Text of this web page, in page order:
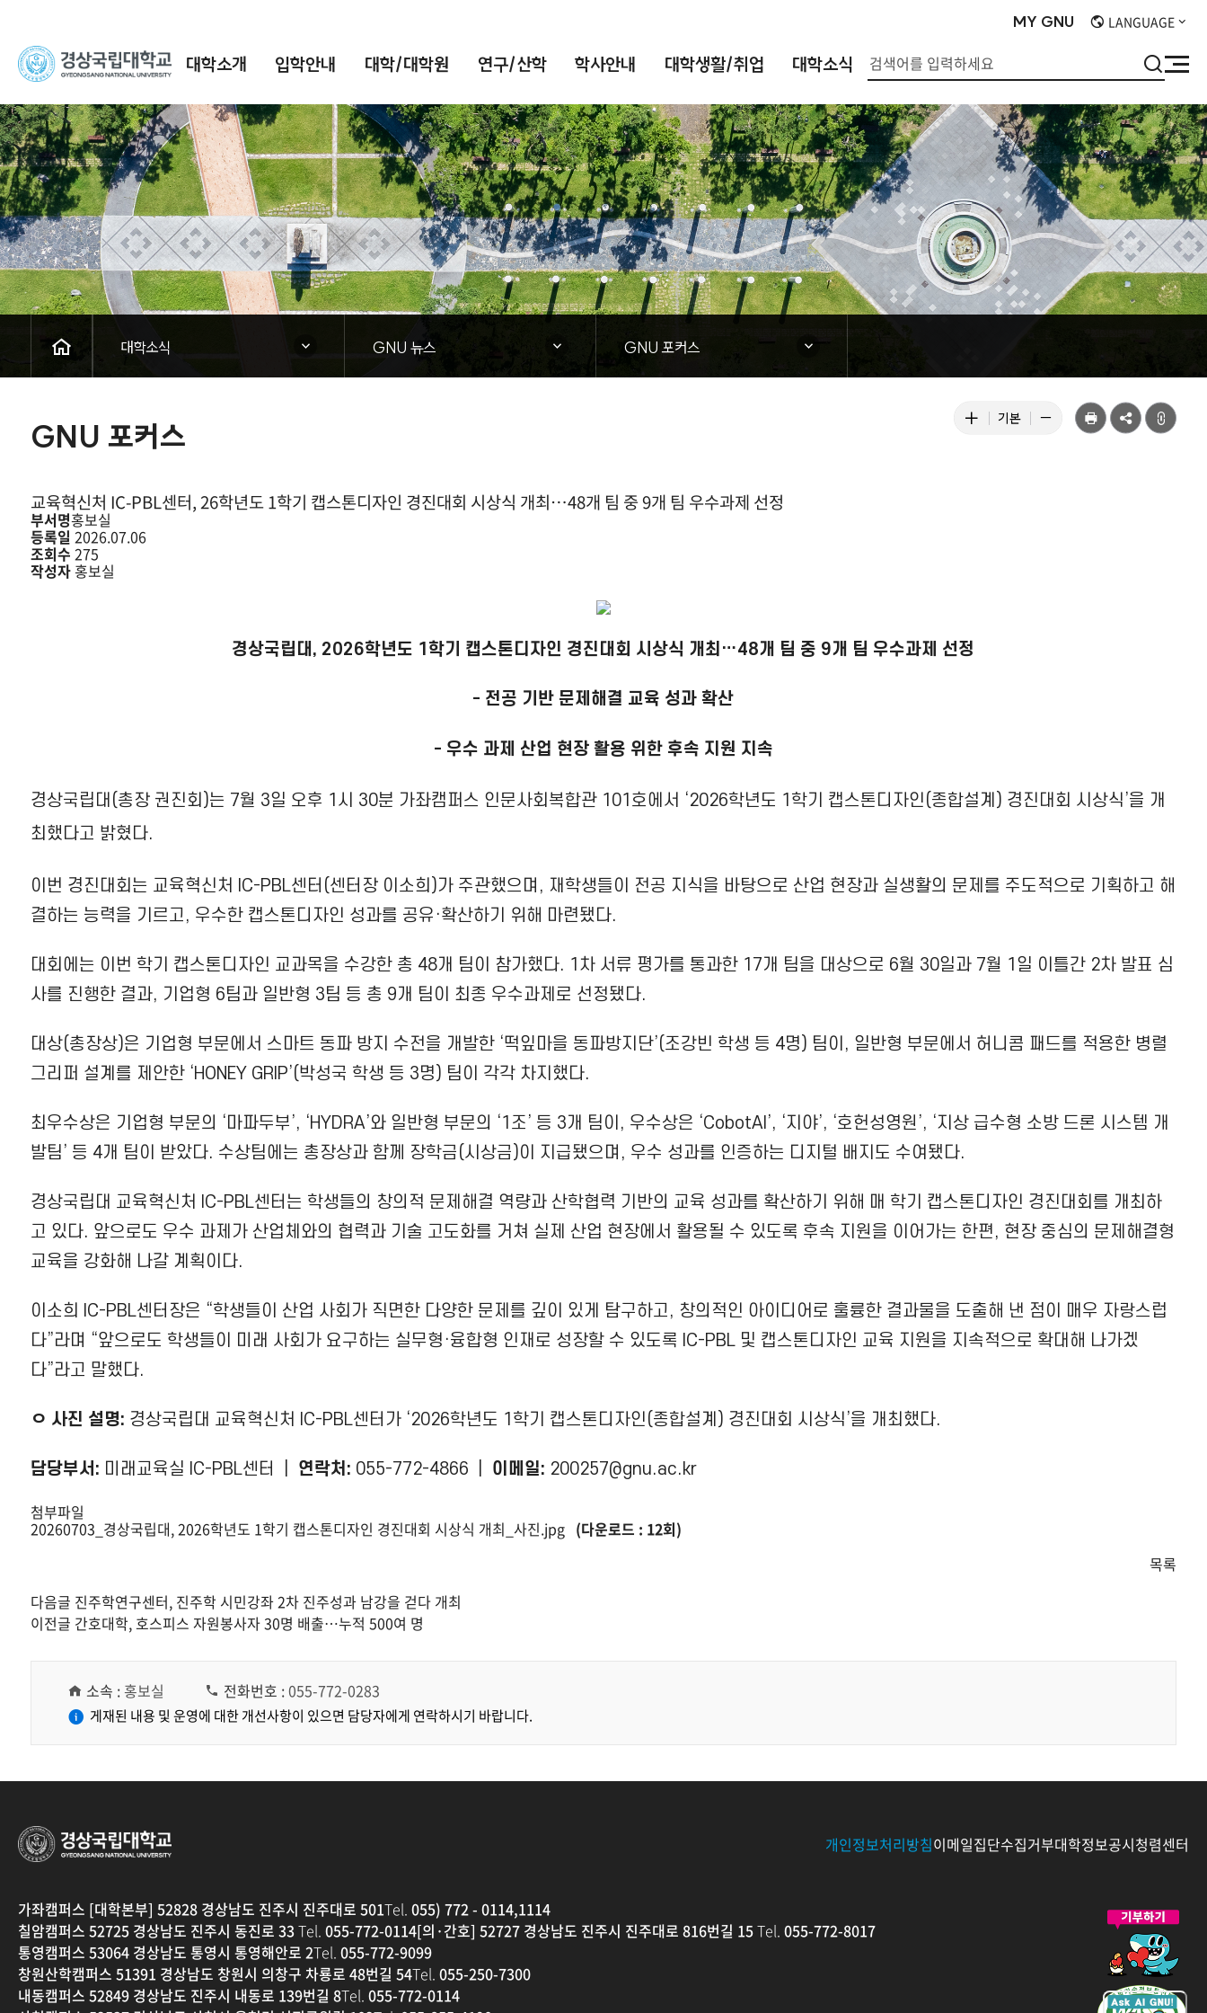
MY GNU LANGUAGE
경
상
국
립
대
학
교
대학소개 입학안내 대학/대학원 연구/산학 학사안내 대학생활/취업 대학소식
검사
트
맵
대학소식
닫힘
대학소식 닫힘
GNU 뉴스 닫힘
GNU 포커스
GNU 포커스
텍 기본텍
공
교육혁신처 IC-PBL센터, 26학년도 1학기 캡스톤디자인 경진대회 시상식 개최…48개 팀 중 9개 팀 우수과제 선정
부서명홍보실
등록일 2026.07.06
조회수 275
작성자홍보실
경상국립대, 2026학년도 1학기 캡스톤디자인 경진대회 시상식 개최…48개 팀 중 9개 팀 우수과제 선정
- 전공 기반 문제해결 교육 성과 확산
- 우수 과제 산업 현장 활용 위한 후속 지원 지속
경상국립대(총장 권진회)는 7월 3일 오후 1시 30분 가좌캠퍼스 인문사회복합관 101호에서 ‘2026학년도 1학기 캡스톤디자인(종합설계) 경진대회 시상식’을 개
최했다고 밝혔다.
이번 경진대회는 교육혁신처 IC-PBL센터(센터장 이소희)가 주관했으며, 재학생들이 전공 지식을 바탕으로 산업 현장과 실생활의 문제를 주도적으로 기획하고 해
결하는 능력을 기르고, 우수한 캡스톤디자인 성과를 공유·확산하기 위해 마련됐다.
대회에는 이번 학기 캡스톤디자인 교과목을 수강한 총 48개 팀이 참가했다. 1차 서류 평가를 통과한 17개 팀을 대상으로 6월 30일과 7월 1일 이틀간 2차 발표 심
사를 진행한 결과, 기업형 6팀과 일반형 3팀 등 총 9개 팀이 최종 우수과제로 선정됐다.
대상(총장상)은 기업형 부문에서 스마트 동파 방지 수전을 개발한 ‘떡잎마을 동파방지단’(조강빈 학생 등 4명) 팀이, 일반형 부문에서 허니콤 패드를 적용한 병렬
그리퍼 설계를 제안한 ‘HONEY GRIP’(박성국 학생 등 3명) 팀이 각각 차지했다.
최우수상은 기업형 부문의 ‘마파두부’, ‘HYDRA’와 일반형 부문의 ‘1조’ 등 3개 팀이, 우수상은 ‘CobotAI’, ‘지야’, ‘호헌성영원’, ‘지상 급수형 소방 드론 시스템 개
발팀’ 등 4개 팀이 받았다. 수상팀에는 총장상과 함께 장학금(시상금)이 지급됐으며, 우수 성과를 인증하는 디지털 배지도 수여됐다.
경상국립대 교육혁신처 IC-PBL센터는 학생들의 창의적 문제해결 역량과 산학협력 기반의 교육 성과를 확산하기 위해 매 학기 캡스톤디자인 경진대회를 개최하
고 있다. 앞으로도 우수 과제가 산업체와의 협력과 기술 고도화를 거쳐 실제 산업 현장에서 활용될 수 있도록 후속 지원을 이어가는 한편, 현장 중심의 문제해결형
교육을 강화해 나갈 계획이다.
이소희 IC-PBL센터장은 “학생들이 산업 사회가 직면한 다양한 문제를 깊이 있게 탐구하고, 창의적인 아이디어로 훌륭한 결과물을 도출해 낸 점이 매우 자랑스럽
다”라며 “앞으로도 학생들이 미래 사회가 요구하는 실무형·융합형 인재로 성장할 수 있도록 IC-PBL 및 캡스톤디자인 교육 지원을 지속적으로 확대해 나가겠
다”라고 말했다.
ㅇ 사진 설명: 경상국립대 교육혁신처 IC-PBL센터가 ‘2026학년도 1학기 캡스톤디자인(종합설계) 경진대회 시상식’을 개최했다.
담당부서: 미래교육실 IC-PBL센터 | 연락처: 055-772-4866 | 이메일: 200257@gnu.ac.kr
첨부파일
20260703_경상국립대, 2026학년도 1학기 캡스톤디자인 경진대회 시상식 개최_사진.jpg (다운로드 : 12회)
목록
다음글 진주학연구센터, 진주학 시민강좌 2차 진주성과 남강을 걷다 개최
이전글 간호대학, 호스피스 자원봉사자 30명 배출…누적 500여 명
소속 :홍보실 전화번호 :055-772-0283
게재된 내용 및 운영에 대한 개선사항이 있으면 담당자에게 연락하시기 바랍니다.
개인정보처리방침이메일집단수집거부대학정보공시청렴센터
가좌캠퍼스 [대학본부] 52828 경상남도 진주시 진주대로 501Tel. 055) 772 - 0114,1114
칠암캠퍼스 52725 경상남도 진주시 동진로 33Tel. 055-772-0114[의·간호] 52727 경상남도 진주시 진주대로 816번길 15Tel. 055-772-8017
통영캠퍼스 53064 경상남도 통영시 통영해안로 2Tel. 055-772-9099
창원산학캠퍼스 51391 경상남도 창원시 의창구 차룡로 48번길 54Tel. 055-250-7300
내동캠퍼스 52849 경상남도 진주시 내동로 139번길 8Tel. 055-772-0114
새